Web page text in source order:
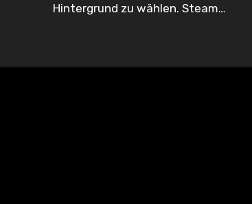
Hintergrund zu wählen. Steam…